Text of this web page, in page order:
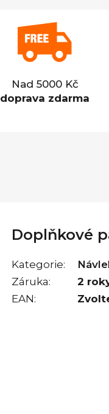
Nad 5000 Kč
doprava zdarma
Doplňkové
Kategorie:
Záruka:
2
EAN: